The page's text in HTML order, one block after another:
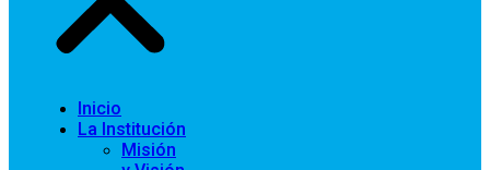
Inicio
La Institución
Misión